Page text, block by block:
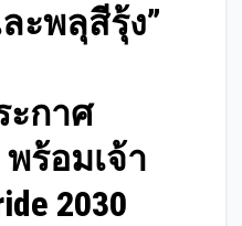
ะพลุสีรุ้ง”
ะกาศ
ร้อมเจ้า
2030